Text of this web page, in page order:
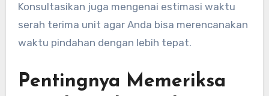
Konsultasikan juga mengenai estimasi waktu
serah terima unit agar Anda bisa merencanakan
waktu pindahan dengan lebih tepat.
Pentingnya Memeriksa